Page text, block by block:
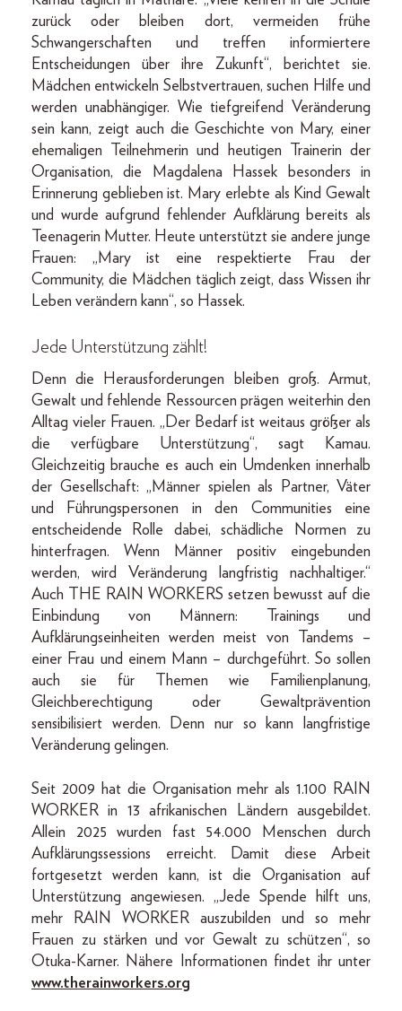
zurück oder bleiben dort, vermeiden frühe
Schwangerschaften und treffen informiertere
Entscheidungen über ihre Zukunft“, berichtet sie.
Mädchen entwickeln Selbstvertrauen, suchen Hilfe und
werden unabhängiger. Wie tiefgreifend Veränderung
sein kann, zeigt auch die Geschichte von Mary, einer
ehemaligen Teilnehmerin und heutigen Trainerin der
Organisation, die Magdalena Hassek besonders in
Erinnerung geblieben ist. Mary erlebte als Kind Gewalt
und wurde aufgrund fehlender Aufklärung bereits als
Teenagerin Mutter. Heute unterstützt sie andere junge
Frauen: „Mary ist eine respektierte Frau der
Community, die Mädchen täglich zeigt, dass Wissen ihr
Leben verändern kann“, so Hassek.
Jede Unterstützung zählt!
Denn die Herausforderungen bleiben groß. Armut,
Gewalt und fehlende Ressourcen prägen weiterhin den
Alltag vieler Frauen. „Der Bedarf ist weitaus größer als
die verfügbare Unterstützung“, sagt Kamau.
Gleichzeitig brauche es auch ein Umdenken innerhalb
der Gesellschaft: „Männer spielen als Partner, Väter
und Führungspersonen in den Communities eine
entscheidende Rolle dabei, schädliche Normen zu
hinterfragen. Wenn Männer positiv eingebunden
werden, wird Veränderung langfristig nachhaltiger.“
Auch THE RAIN WORKERS setzen bewusst auf die
Einbindung von Männern: Trainings und
Aufklärungseinheiten werden meist von Tandems –
einer Frau und einem Mann – durchgeführt. So sollen
auch sie für Themen wie Familienplanung,
Gleichberechtigung oder Gewaltprävention
sensibilisiert werden. Denn nur so kann langfristige
Veränderung gelingen.
Seit 2009 hat die Organisation mehr als 1.100 RAIN
WORKER in 13 afrikanischen Ländern ausgebildet.
Allein 2025 wurden fast 54.000 Menschen durch
Aufklärungssessions erreicht. Damit diese Arbeit
fortgesetzt werden kann, ist die Organisation auf
Unterstützung angewiesen. „Jede Spende hilft uns,
mehr RAIN WORKER auszubilden und so mehr
Frauen zu stärken und vor Gewalt zu schützen“, so
Otuka-Karner. Nähere Informationen findet ihr unter
www.therainworkers.org